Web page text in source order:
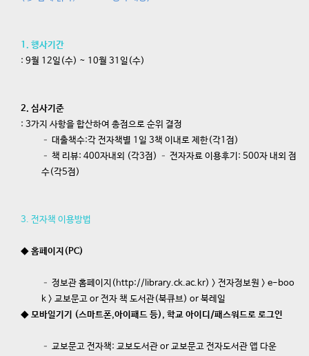
1. 행사기간
: 9월 12일(수) ~ 10월 31일(수)
2. 심사기준
: 3가지 사항을 합산하여 총점으로 순위 결정
– 대출책수:각 전자책별 1일 3책 이내로 제한(각1점)
– 책 리뷰: 400자내외 (각3점) – 전자자료 이용후기: 500자 내외 점
수(각5점)
3. 전자책 이용방법
◆ 홈페이지(PC)
– 정보관 홈페이지(http://library.ck.ac.kr) > 전자정보원 > e-boo
k > 교보문고 or 전자 책 도서관(북큐브) or 북레일
◆ 모바일기기 (스마트폰,아이패드 등), 학교 아이디/패스워드로 로그인
– 교보문고 전자책: 교보도서관 or 교보문고 전자도서관 앱 다운